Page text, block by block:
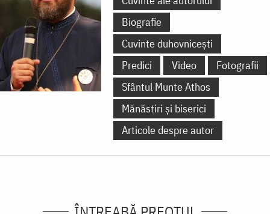
Biografie
Cuvinte duhovnicești
Predici
Video
Fotografii
Sfântul Munte Athos
Mănăstiri și biserici
Articole despre autor